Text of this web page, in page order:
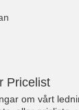
Pricelist
om vårt